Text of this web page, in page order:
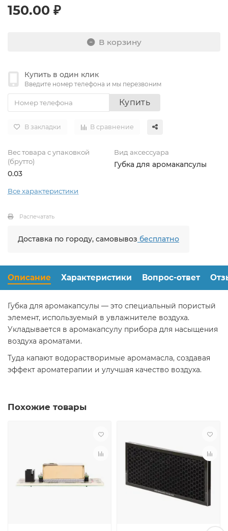
150.00 ₽
В корзину
Купить в один клик
Введите номер телефона и мы перезвоним
Купить
В закладки В сравнение
Вес товара с упаковкой
(брутто)
0.03
Вид аксессуара
Губка для аромакапсулы
Все характеристики
Распечатать
Доставка по городу, самовывоз бесплатно
Описание Характеристики Вопрос-ответ
Губка для аромакапсулы — это специальный пористый
элемент, используемый в увлажнителе воздуха.
Укладывается в аромакапсулу прибора для насыщения
воздуха ароматами.
Туда капают водорастворимые аромамасла, создавая
эффект ароматерапии и улучшая качество воздуха.
Похожие товары